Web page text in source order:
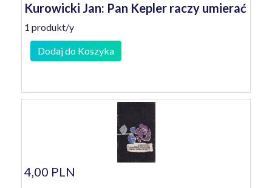
Kurowicki Jan: Pan Kepler raczy umierać
1 produkt/y
Dodaj do Koszyka
4,00 PLN